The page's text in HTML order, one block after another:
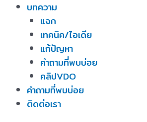
บทความ
แจก
เทคนิค/ไอเดีย
แก้ปัญหา
คำถามที่พบบ่อย
คลิปVDO
คำถามที่พบบ่อย
ติดต่อเรา